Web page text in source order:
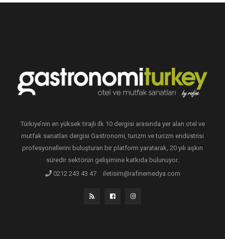
Türkiye’nin en yüksek tirajlı ilk 10 dergisi arasında yer alan otel ve
mutfak sanatları dergisi Gastronomi, turizm ve turizm endüstrisi
profesyonellerini buluşturan bir platform yaratarak, 20 yılı aşkın
süredir sektörün gelişimine katkıda bulunuyor.
0212 243 43 47
iletisim@rafinemedya.com